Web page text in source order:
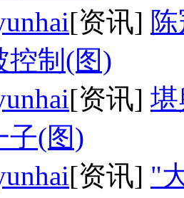
[资讯]
控制(图)
[资讯]
子(图)
[资讯] "